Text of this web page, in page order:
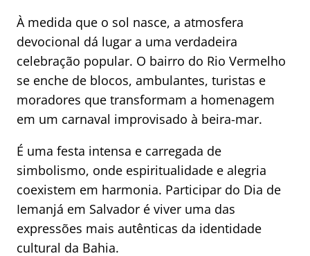
À medida que o sol nasce, a atmosfera
devocional dá lugar a uma verdadeira
celebração popular. O bairro do Rio Vermelho
se enche de blocos, ambulantes, turistas e
moradores que transformam a homenagem
em um carnaval improvisado à beira-mar.
É uma festa intensa e carregada de
simbolismo, onde espiritualidade e alegria
coexistem em harmonia. Participar do Dia de
Iemanjá em Salvador é viver uma das
expressões mais autênticas da identidade
cultural da Bahia.